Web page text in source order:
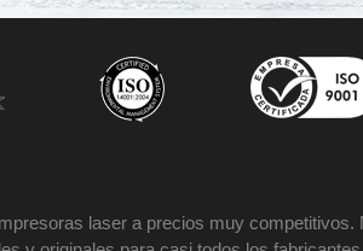
laser a precios muy